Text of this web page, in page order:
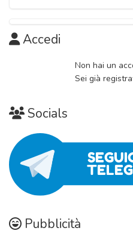
Accedi
Non hai un
Sei già
Socials
Pubblicità